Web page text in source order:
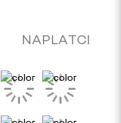
NAPLATCI